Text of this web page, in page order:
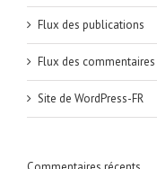
Flux des publications
Flux des commentaires
Site de WordPress-FR